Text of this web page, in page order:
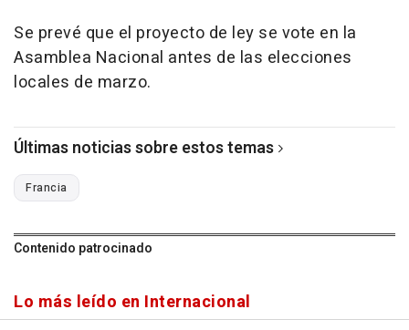
Se prevé que el proyecto de ley se vote en la
Asamblea Nacional antes de las elecciones
locales de marzo.
Últimas noticias sobre estos temas
Francia
Contenido patrocinado
Lo más leído en Internacional